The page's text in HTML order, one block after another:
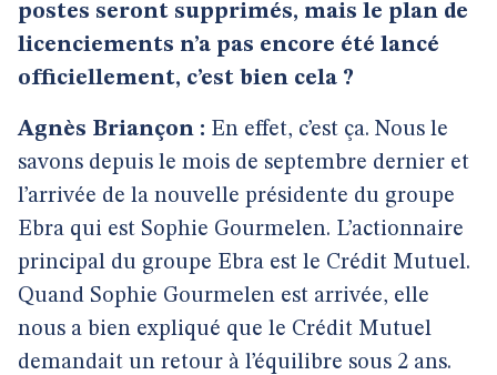
postes seront supprimés, mais le plan de
licenciements n’a pas encore été lancé
officiellement, c’est bien cela ?
Agnès Briançon : En effet, c’est ça. Nous le
savons depuis le mois de septembre dernier et
l’arrivée de la nouvelle présidente du groupe
Ebra qui est Sophie Gourmelen. L’actionnaire
principal du groupe Ebra est le Crédit Mutuel.
Quand Sophie Gourmelen est arrivée, elle
nous a bien expliqué que le Crédit Mutuel
demandait un retour à l’équilibre sous 2 ans.